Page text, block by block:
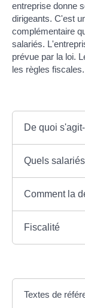
entreprise donne
dirigeants. C'est
complémentaire
salariés.
prévue par la loi.
les règles fiscales.
De quoi
Quels
Comment la
Fiscalité
Textes de